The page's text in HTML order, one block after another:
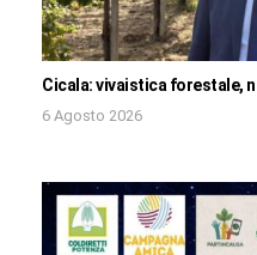
Cicala: vivaistica forestale,
6 Agosto 2026